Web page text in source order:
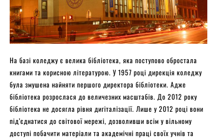
На базі коледжу є велика бібліотека, яка поступово обростала
книгами та корисною літературою. У 1957 році дирекція коледжу
була змушена найняти першого директора бібліотеки. Адже
бібліотека розрослася до величезних масштабів. До 2012 року
бібліотека не досягла рівня дигіталізації. Лише у 2012 році вони
під’єднатися до світової мережі, дозволивши всім у вільному
доступі побачити матеріали та академічні праці своїх учнів та